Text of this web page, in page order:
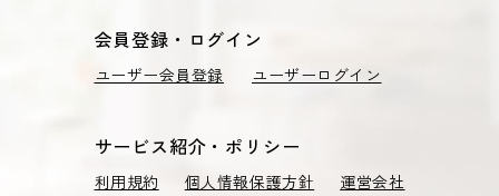
会員登録・ログイン
ユーザー会員登録 ユーザーログイン
サービス紹介・ポリシー
利用規約 個人情報保護方針 運営会社